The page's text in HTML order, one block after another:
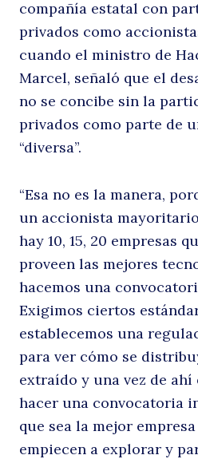
Buscar
compañía estatal con
privados como
cuando el ministro de
Marcel, señaló que el
no se concibe sin la
privados como parte de
“diversa”.
“Esa no es la manera,
un accionista
hay 10, 15, 20 empresas
proveen las mejores
hacemos una
Exigimos ciertos
establecemos una
para ver cómo se
extraído y una vez de
hacer una convocatoria
que sea la mejor
empiecen a explorar y